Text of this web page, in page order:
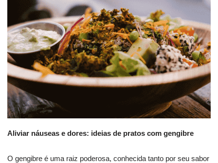
Aliviar náuseas e dores: ideias de pratos com gengibre
O gengibre é uma raiz poderosa, conhecida tanto por seu sabor